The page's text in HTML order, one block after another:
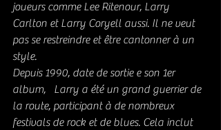
joueurs comme Lee Ritenour, Larry
Carlton et Larry Coryell aussi. Il ne veut
pas se restreindre et être cantonner à un
style.
Depuis 1990, date de sortie e son 1er
album,   Larry a été un grand guerrier de
la route, participant à de nombreux
festivals de rock et de blues. Cela inclut